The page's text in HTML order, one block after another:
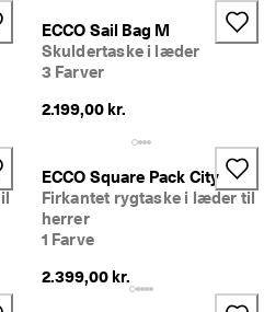
ECCO Sail Bag M
Skuldertaske i læder
3 Farver
2.199,00 kr.
ECCO Square Pack City
Firkantet rygtaske i læder til
herrer
1 Farve
2.399,00 kr.